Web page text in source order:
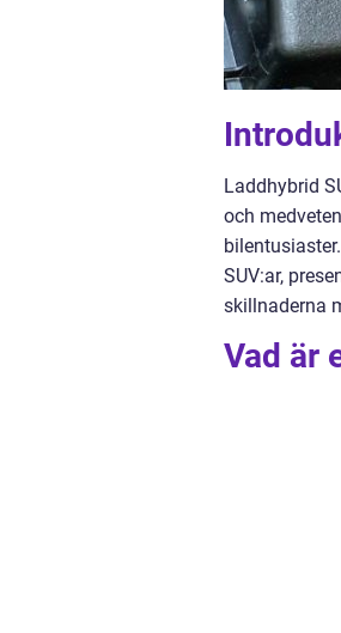
Laddhybrid
och
SUV:ar,
skillnaderna
Vad är